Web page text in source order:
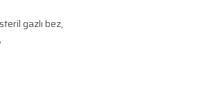
gazlı bez,